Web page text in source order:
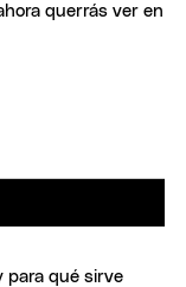
querrás ver en
para qué sirve